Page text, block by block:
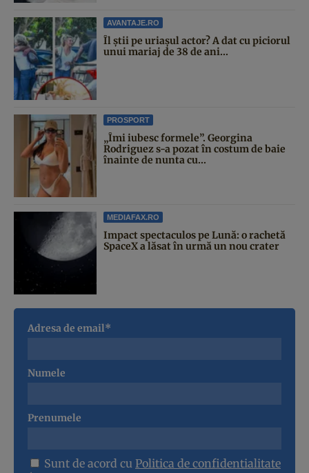
AVANTAJE.RO
Îl știi pe uriașul actor? A dat cu piciorul
unui mariaj de 38 de ani...
PROSPORT
„Îmi iubesc formele”. Georgina
Rodriguez s-a pozat în costum de baie
înainte de nunta cu...
MEDIAFAX.RO
Impact spectaculos pe Lună: o rachetă
SpaceX a lăsat în urmă un nou crater
Adresa de email*
Numele
Prenumele
Sunt de acord cu Politica de confidentialitate